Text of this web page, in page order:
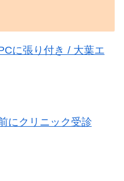
に張り付き / 大葉エ
にクリニック受診